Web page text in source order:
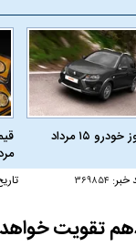
قیمت روز خودرو ۱۵ مرداد
خبر: ۳۶۹۸۵۴
تقویت